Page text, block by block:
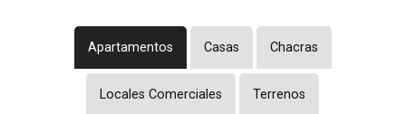
Apartamentos Casas Chacras
Locales Comerciales Terrenos